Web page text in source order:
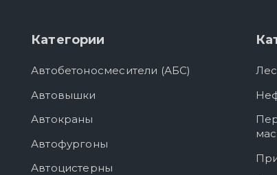
Категории
Автобетоносмесители (АБС)
Автовышки
Автокраны
Автофургоны
Автоцистерны